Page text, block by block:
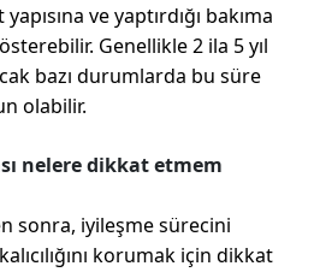
ve yaptırdığı bakıma
Genellikle 2 ila 5 yıl
bazı durumlarda bu süre
olabilir.
nelere dikkat etmem
sonra, iyileşme sürecini
korumak için dikkat